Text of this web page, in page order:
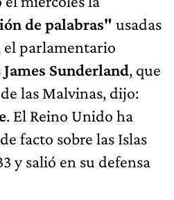
de palabras" usadas
el parlamentario
James Sunderland, que
las Malvinas, dijo:
. El Reino Unido ha
facto sobre las Islas
y salió en su defensa